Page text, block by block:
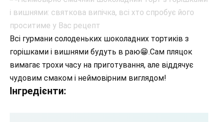
Всі гурмани солоденьких шоколадних тортиків з
горішками і вишнями будуть в раю😁.Сам пляцок
вимагає трохи часу на приготування, але віддячує
чудовим смаком і неймовірним виглядом!
Інгредієнти: